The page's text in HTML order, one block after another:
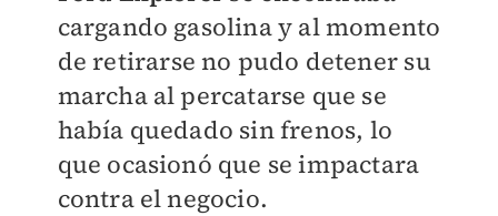
cargando gasolina y al momento
de retirarse no pudo detener su
marcha al percatarse que se
había quedado sin frenos, lo
que ocasionó que se impactara
contra el negocio.